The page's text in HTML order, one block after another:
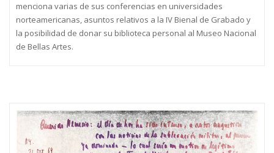
menciona varias de sus conferencias en universidades
norteamericanas, asuntos relativos a la IV Bienal de Grabado y
la posibilidad de donar su biblioteca personal al Museo Nacional
de Bellas Artes.